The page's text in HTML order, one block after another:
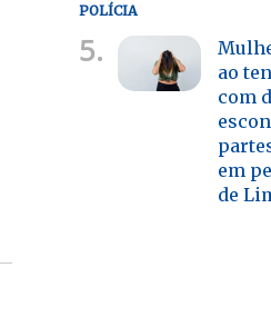
POLÍCIA
5.
ao
com
em
de